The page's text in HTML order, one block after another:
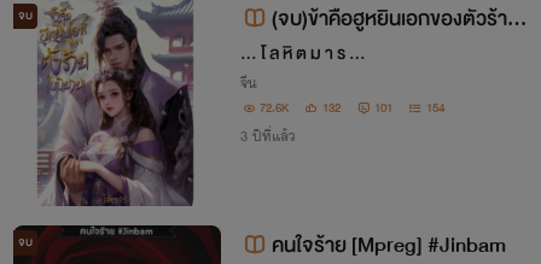
จบ
(จบ)ข้าคือฮูหยินเอกของตัวร้ายใ
นนิยาย[Ebook ใน Mebmarket.co
m]
... โ ล หิ ต ม า ร ...
จีน
72.6K 132 101 154
3 ปีที่แล้ว
จบ คนใจร้าย [Mpreg] #Jinbam